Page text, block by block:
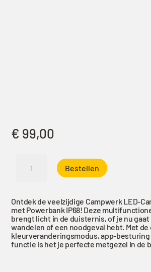
€ 99,00
Waterdicht
volgens
IP68
/
Bestellen
Ontdek de veelzijdige Campwerk LED-
met Powerbank IP68! Deze
brengt licht in de duisternis, of je nu gaat
wandelen of een noodgeval hebt. Met
kleurveranderingsmodus, app-
functie is het je perfecte metgezel in de